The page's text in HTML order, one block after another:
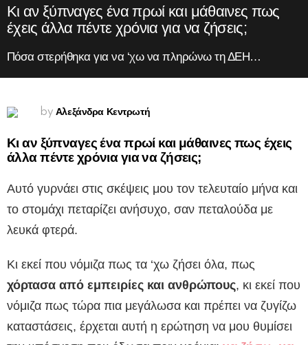
Κι αν ξύπναγες ένα πρωί και μάθαινες πως
έχεις άλλα πέντε χρόνια για να ζήσεις;
Πόσα στερήθηκα για να ‘χω να πληρώνω τη ΔΕΗ…
by Αλεξάνδρα Κεντρωτή
Κι αν ξύπναγες ένα πρωί και μάθαινες πως έχεις
άλλα πέντε χρόνια για να ζήσεις;
Αυτό γυρνάει στις σκέψεις μου τον τελευταίο μήνα και
το στομάχι πεταρίζει ανήσυχο, σαν πεταλούδα με
λευκά φτερά.
Κι εκεί που νόμιζα πως τα ‘χω ζήσει όλα, πως
χόρτασα από εμπειρίες και ανθρώπους, κι εκεί που
νόμιζα πως τώρα πια μεγάλωσα και πρέπει να ζυγίζω
καταστάσεις, έρχεται αυτή η ερώτηση να μου θυμίσει